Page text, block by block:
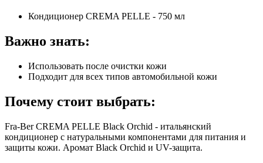
Кондиционер CREMA PELLE - 750 мл
Важно знать:
Использовать после очистки кожи
Подходит для всех типов автомобильной кожи
Почему стоит выбрать:
Fra-Ber CREMA PELLE Black Orchid - итальянский
кондиционер с натуральными компонентами для питания и
защиты кожи. Аромат Black Orchid и UV-защита.